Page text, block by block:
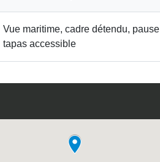
Vue maritime, cadre détendu, pause
tapas accessible